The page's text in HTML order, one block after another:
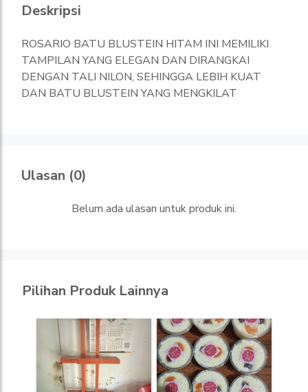
Deskripsi
ROSARIO BATU BLUSTEIN HITAM INI MEMILIKI
TAMPILAN YANG ELEGAN DAN DIRANGKAI
DENGAN TALI NILON, SEHINGGA LEBIH KUAT
DAN BATU BLUSTEIN YANG MENGKILAT
Ulasan (0)
Belum ada ulasan untuk produk ini.
Pilihan Produk Lainnya